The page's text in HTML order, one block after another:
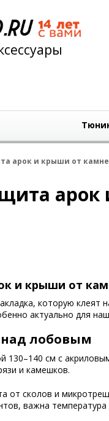
арок и крыши от
и крыши от
которую
актуально для
лобовым
130–140 см с
и камешков.
от сколов и
важна